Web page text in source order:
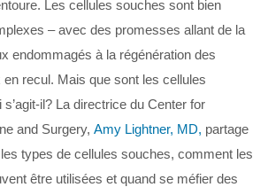
Les cellules souches sont bien
– avec des promesses allant de la
endommagés à la régénération des
recul. Mais que sont les cellules
il? La directrice du Center for
and Surgery, Amy Lightner, MD, partage
types de cellules souches, comment les
être utilisées et quand se méfier des